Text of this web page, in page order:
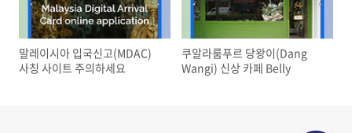
말레이시아 입국신고(MDAC)
사칭 사이트 주의하세요
쿠알라룸푸르 당왕이(Dang
Wangi) 신상 카페 Belly